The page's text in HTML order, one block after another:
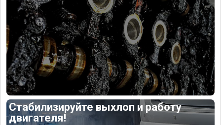
Стабилизируйте выхлоп и работу
двигателя!